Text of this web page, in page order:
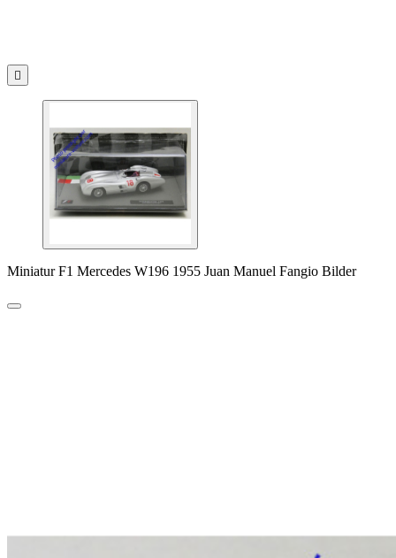

Miniatur F1 Mercedes W196 1955 Juan Manuel Fangio Bilder